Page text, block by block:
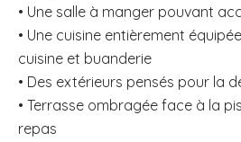
• Une salle à manger pouvant
• Une cuisine entièrement
cuisine et buanderie
• Des extérieurs pensés pour la
• Terrasse ombragée face à la
repas